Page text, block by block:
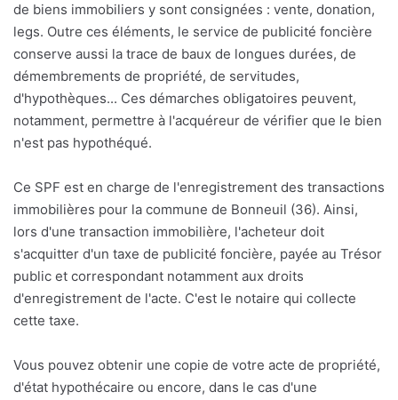
de biens immobiliers y sont consignées : vente, donation,
legs. Outre ces éléments, le service de publicité foncière
conserve aussi la trace de baux de longues durées, de
démembrements de propriété, de servitudes,
d'hypothèques... Ces démarches obligatoires peuvent,
notamment, permettre à l'acquéreur de vérifier que le bien
n'est pas hypothéqué.
Ce SPF est en charge de l'enregistrement des transactions
immobilières pour la commune de Bonneuil (36). Ainsi,
lors d'une transaction immobilière, l'acheteur doit
s'acquitter d'un taxe de publicité foncière, payée au Trésor
public et correspondant notamment aux droits
d'enregistrement de l'acte. C'est le notaire qui collecte
cette taxe.
Vous pouvez obtenir une copie de votre acte de propriété,
d'état hypothécaire ou encore, dans le cas d'une